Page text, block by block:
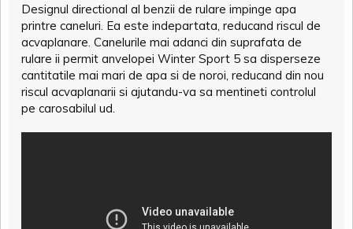
Designul directional al benzii de rulare impinge apa
printre caneluri. Ea este indepartata, reducand riscul de
acvaplanare. Canelurile mai adanci din suprafata de
rulare ii permit anvelopei Winter Sport 5 sa disperseze
cantitatile mai mari de apa si de noroi, reducand din nou
riscul acvaplanarii si ajutandu-va sa mentineti controlul
pe carosabilul ud.